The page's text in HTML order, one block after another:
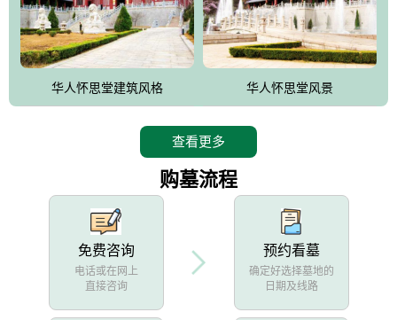
华人怀思堂建筑风格 华人怀思堂风景
查看更多
购墓流程
免费咨询
电话或在网上
直接咨询
预约看墓
确定好选择墓地的
日期及线路